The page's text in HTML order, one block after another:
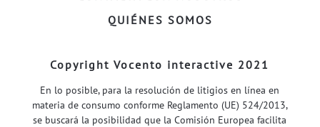
QUIÉNES SOMOS
Copyright Vocento interactive 2021
En lo posible, para la resolución de litigios en línea en
materia de consumo conforme Reglamento (UE) 524/2013,
se buscará la posibilidad que la Comisión Europea facilita